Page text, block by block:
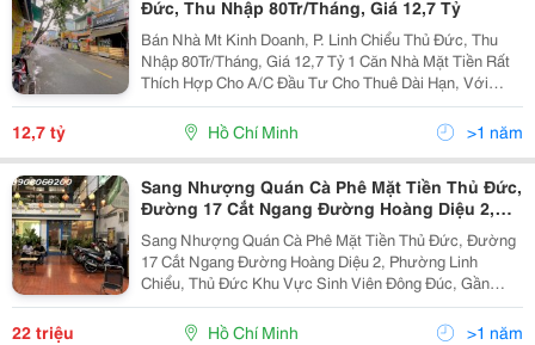
Đức, Thu Nhập 80Tr/Tháng, Giá 12,7 Tỷ
Bán Nhà Mt Kinh Doanh, P. Linh Chiểu Thủ Đức, Thu
Nhập 80Tr/Tháng, Giá 12,7 Tỷ 1 Căn Nhà Mặt Tiền Rất
Thích Hợp Cho A/C Đầu Tư Cho Thuê Dài Hạn, Với
Mức Thu Nhập Như Này - Nhà Sát Bên 2 Trường Đại
Học Ngân Hàng Và Cao Đẳng Nghề Chỉ 200M - Nhà 1...
12,7 tỷ Hồ Chí Minh >1 năm
Sang Nhượng Quán Cà Phê Mặt Tiền Thủ Đức,
Đường 17 Cắt Ngang Đường Hoàng Diệu 2,
Phường Linh Chiểu, Thủ Đức
Sang Nhượng Quán Cà Phê Mặt Tiền Thủ Đức, Đường
17 Cắt Ngang Đường Hoàng Diệu 2, Phường Linh
Chiểu, Thủ Đức Khu Vực Sinh Viên Đông Đúc, Gần
Trường Đại Học Ngân Hàng, Cao Đẳng Công Nghệ, Cao
Đẳng Nghề Quán Mặt Tiền 7M, Diện Tích 172M2 Quán
22 triệu Hồ Chí Minh >1 năm